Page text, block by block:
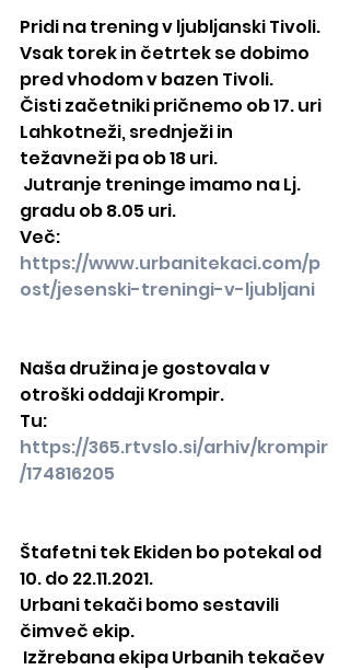
Pridi na trening v ljubljanski Tivoli.
Vsak torek in četrtek se dobimo
pred vhodom v bazen Tivoli.
Čisti začetniki pričnemo ob 17. uri
Lahkotneži, srednježi in
težavneži pa ob 18 uri.
gradu ob 8.05 uri.
Več:
https://www.urbanitekaci.com/p
ost/jesenski-treningi-v-ljubljani
Naša družina je gostovala v
otroški oddaji Krompir.
Tu:
https://365.rtvslo.si/arhiv/krompir
/174816205
Štafetni tek Ekiden bo potekal od
10. do 22.11.2021.
Urbani tekači bomo sestavili
čimveč ekip.